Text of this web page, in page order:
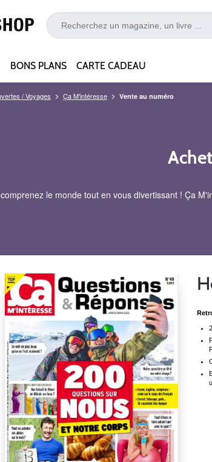
BONS PLANS CARTE CADEAU
/ Voyages Ça M'intéresse Vente au numéro
le monde tout en vous divertissant ! Ça